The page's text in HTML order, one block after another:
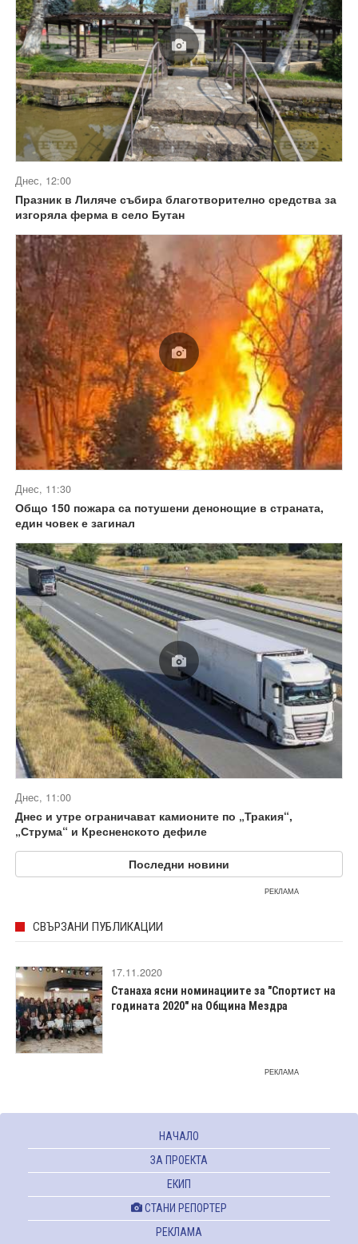
Днес, 12:00
Празник в Лиляче събира благотворително средства за
изгоряла ферма в село Бутан
Днес, 11:30
Общо 150 пожара са потушени денонощие в страната,
един човек е загинал
Днес, 11:00
Днес и утре ограничават камионите по „Тракия“,
„Струма“ и Кресненското дефиле
Последни новини
РЕКЛАМА
СВЪРЗАНИ ПУБЛИКАЦИИ
17.11.2020
Станаха ясни номинациите за "Спортист на
годината 2020" на Община Мездра
РЕКЛАМА
НАЧАЛО
ЗА ПРОЕКТА
ЕКИП
СТАНИ РЕПОРТЕР
РЕКЛАМА